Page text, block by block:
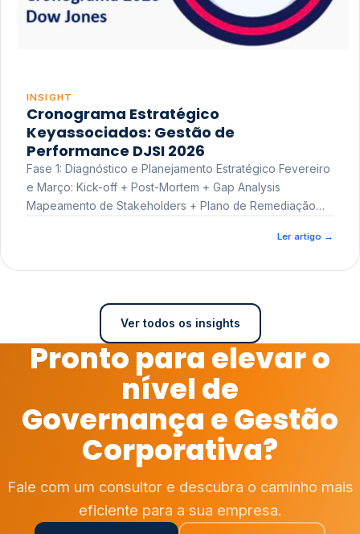
INSIGHT
Cronograma Estratégico
Keyassociados: Gestão de
Performance DJSI 2026
Fase 1: Diagnóstico e Planejamento Estratégico Fevereiro
e Março: Kick-off + Post-Mortem + Gap Analysis
Mapeamento de Stakeholders + Plano de Remediação
Ler artigo →
Ver todos os insights
Pronto para elevar o
nível de
Governança e Gestão
Corporativa?
Fale com um consultor e descubra o caminho mais
eficiente para a sua empresa.